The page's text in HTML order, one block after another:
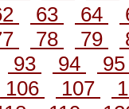
63 64
78 79
93 94
106
107